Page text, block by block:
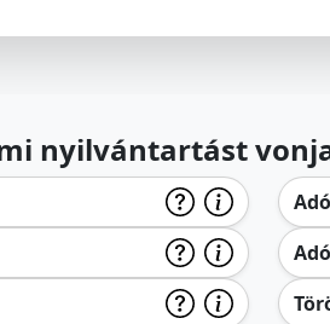
nyilvántartást